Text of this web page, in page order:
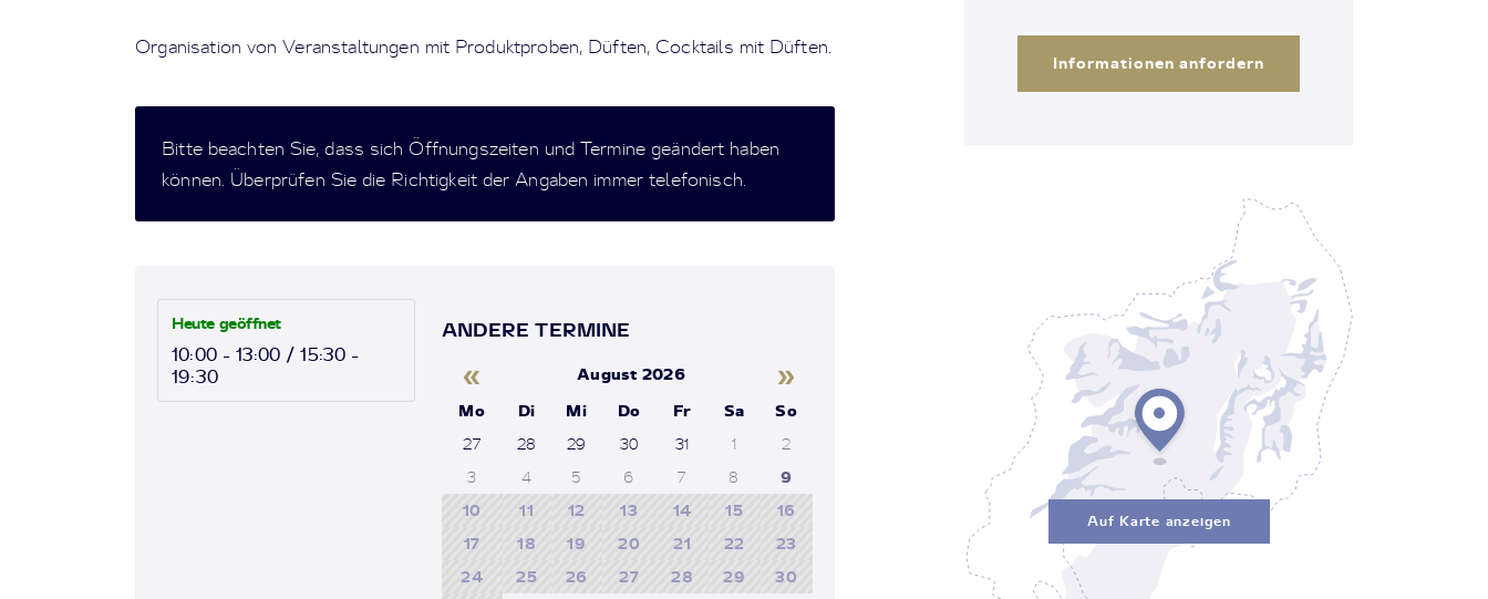
Organisation von Veranstaltungen mit Produktproben, Düften, Cocktails mit Düften.
Bitte beachten Sie, dass sich Öffnungszeiten und Termine geändert haben
können. Überprüfen Sie die Richtigkeit der Angaben immer telefonisch.
Heute geöffnet
10:00 - 13:00 / 15:30 -
19:30
ANDERE TERMINE
« August 2026 »
Mo Di Mi Do Fr Sa
So
27
28 29 30 31 1
2
3
4 5 6 7 8
9
10
11 12 13 14 15
16
17
18 19 20 21 22
23
24
25 26 27 28 29
30
Informationen anfordern
Auf Karte anzeigen